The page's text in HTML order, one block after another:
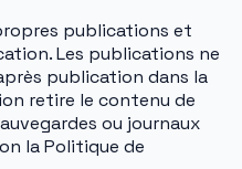
publications et
Les publications ne
publication dans la
retire le contenu de
ou journaux
la Politique de